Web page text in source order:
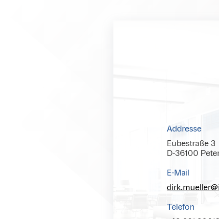
Addresse
Eubestraße 3
D-36100
E-Mail
Telefon